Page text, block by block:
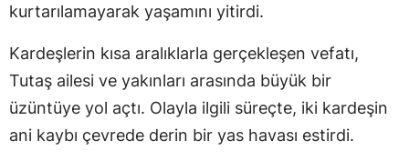
kurtarılamayarak yaşamını yitirdi.
Kardeşlerin kısa aralıklarla gerçekleşen vefatı,
Tutaş ailesi ve yakınları arasında büyük bir
üzüntüye yol açtı. Olayla ilgili süreçte, iki kardeşin
ani kaybı çevrede derin bir yas havası estirdi.